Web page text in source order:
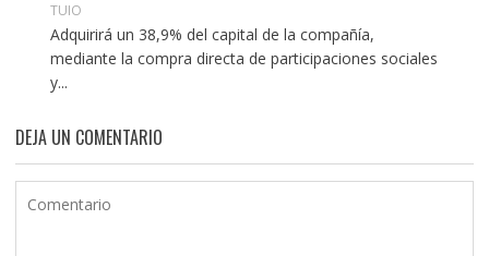
TUIO
Adquirirá un 38,9% del capital de la compañía,
mediante la compra directa de participaciones sociales
y...
DEJA UN COMENTARIO